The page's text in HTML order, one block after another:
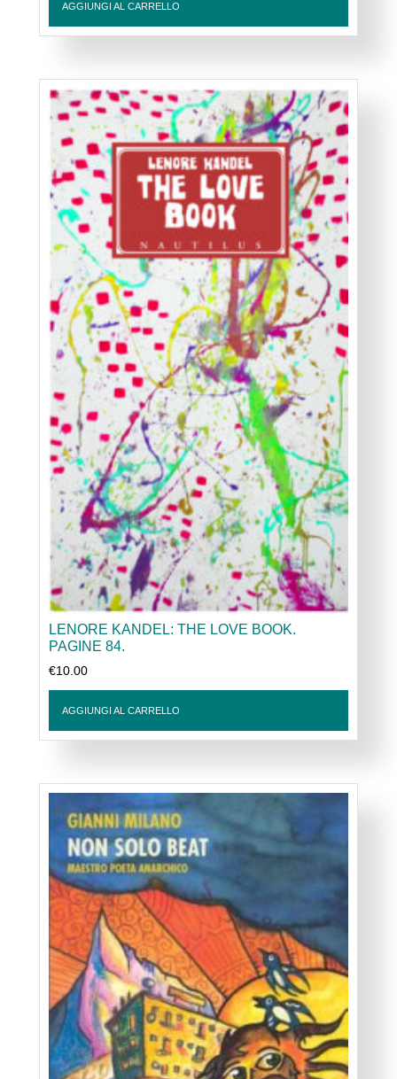
AGGIUNGI AL CARRELLO
LENORE KANDEL: THE LOVE BOOK.
PAGINE 84.
€10.00
AGGIUNGI AL CARRELLO